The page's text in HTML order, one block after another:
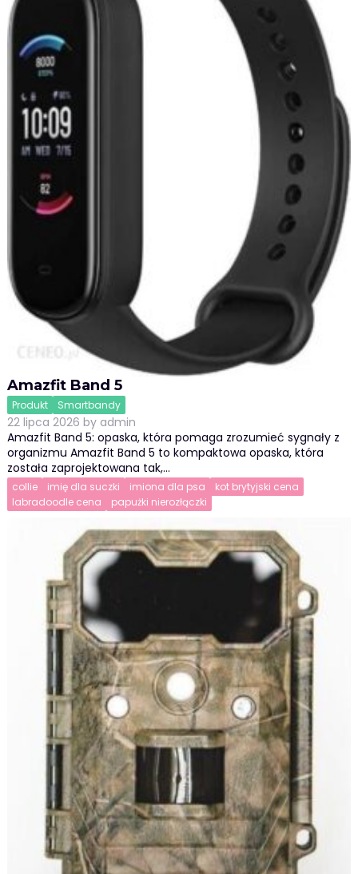
Amazfit Band 5
Produkt Smartbandy
22 lipca 2026 by admin
Amazfit Band 5: opaska, która pomaga zrozumieć sygnały z
organizmu Amazfit Band 5 to kompaktowa opaska, która
została zaprojektowana tak,…
collie imię dla suczki imiona dla psa
kot brytyjski cena
labradoodle cena
papużki nierozłączki